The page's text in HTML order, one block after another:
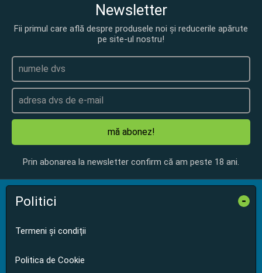
Newsletter
Fii primul care află despre produsele noi și reducerile apărute
pe site-ul nostru!
mă abonez!
Prin abonarea la newsletter confirm că am peste 18 ani.
Politici -
Termeni și condiții
Politica de Cookie